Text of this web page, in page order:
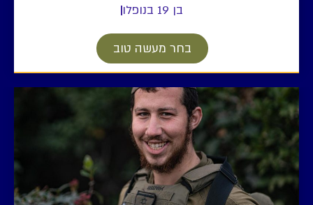
בן 19 בנופלו
בחר מעשה טוב